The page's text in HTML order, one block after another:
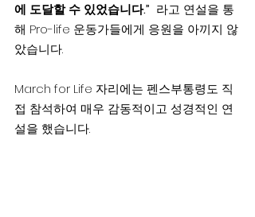
에 도달할 수 있었습니다.” 라고 연설을 통
해 Pro-life 운동가들에게 응원을 아끼지 않
았습니다.
March for Life 자리에는 펜스부통령도 직
접 참석하여 매우 감동적이고 성경적인 연
설을 했습니다.